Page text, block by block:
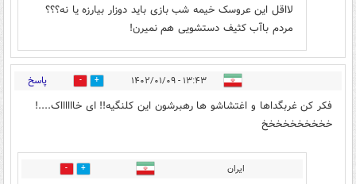
لااقل این عروسک خیمه شب بازی باید دوزار بیارزه یا نه؟؟؟
مردم باآب کثیف دستشویی هم نمیرن!
۱۳:۴۳ - ۱۴۰۲/۰۱/۰۹ 11 پاسخ
فکر کن غربگداها و اغتشاشو ها رهبرشون این کلنگیه!! ای خااااااک....!
خخخخخخخخخخ
اﻳﺮاﻥ 2